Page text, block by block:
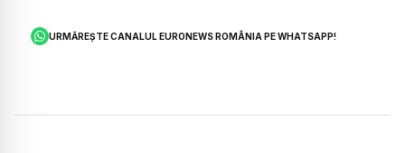
URMĂREȘTE CANALUL EURONEWS ROMÂNIA PE WHATSAPP!